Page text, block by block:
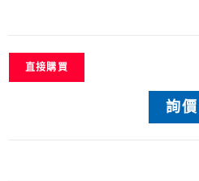
直接購買
詢價